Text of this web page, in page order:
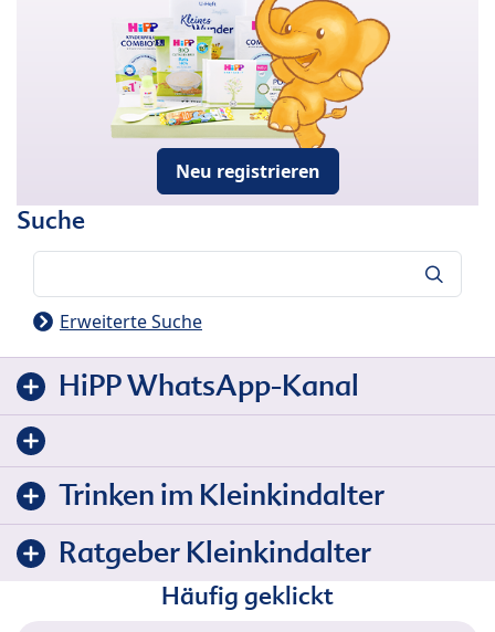
Neu registrieren
Suche
Erweiterte Suche
HiPP WhatsApp-Kanal
Trinken im Kleinkindalter
Ratgeber Kleinkindalter
Häufig geklickt